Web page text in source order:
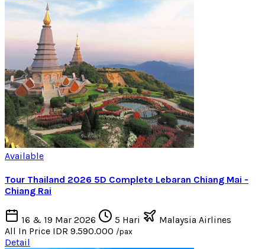
Available
Tour Thailand 2026 5D Complete Lebaran Chiang Mai -
Chiang Rai
16 & 19 Mar 2026 5 Hari
Malaysia Airlines
All In Price IDR 9.590.000 /pax
Detail